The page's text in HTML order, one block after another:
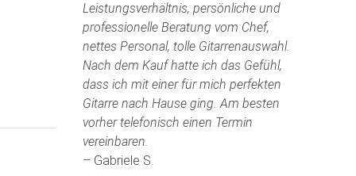
Leistungsverhältnis, persönliche und
professionelle Beratung vom Chef,
nettes Personal, tolle Gitarrenauswahl.
Nach dem Kauf hatte ich das Gefühl,
dass ich mit einer für mich perfekten
Gitarre nach Hause ging. Am besten
vorher telefonisch einen Termin
vereinbaren.
– Gabriele S.